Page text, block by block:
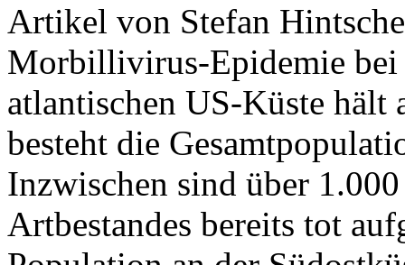
Artikel von Stefan
Morbillivirus-Epidemie bei
atlantischen US-Küste
besteht die
Inzwischen sind über
Artbestandes bereits tot